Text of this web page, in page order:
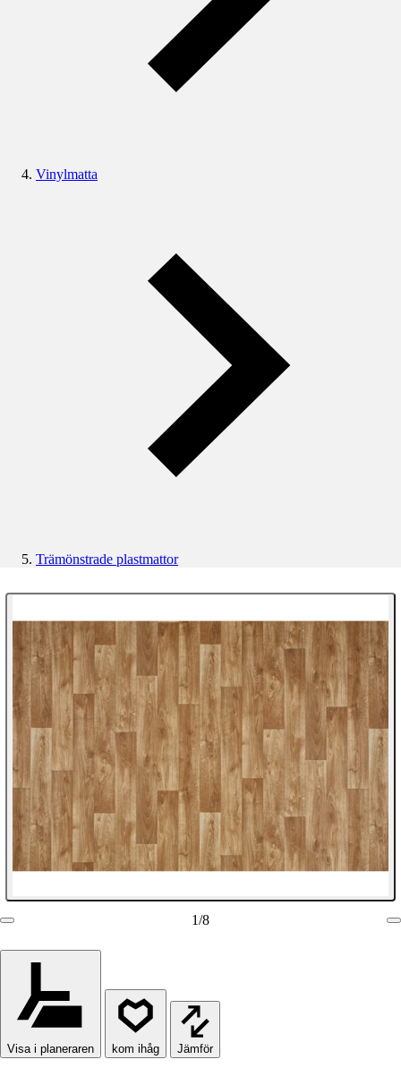
Vinylmatta
Trämönstrade plastmattor
1/8
Visa i planeraren Jämför